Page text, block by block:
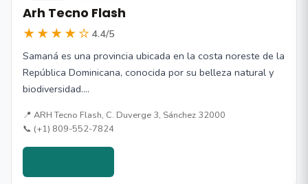
Arh Tecno Flash
★★★★☆ 4.4/5
Samaná es una provincia ubicada en la costa noreste de la
República Dominicana, conocida por su belleza natural y
biodiversidad.…
📍 ARH Tecno Flash, C. Duverge 3, Sánchez 32000
📞 (+1) 809-552-7824